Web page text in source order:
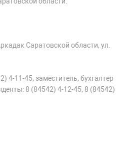
Саратовской области, ул.
4-11-45, заместитель, бухгалтер
8 (84542) 4-12-45, 8 (84542)